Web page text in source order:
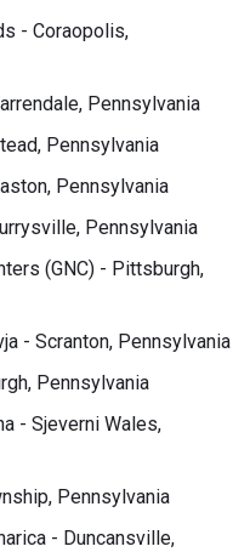
- Coraopolis,
Pennsylvania
Pennsylvania
Pennsylvania
Pennsylvania
(GNC) - Pittsburgh,
- Scranton, Pennsylvania
Pennsylvania
- Sjeverni Wales,
Pennsylvania
- Duncansville,